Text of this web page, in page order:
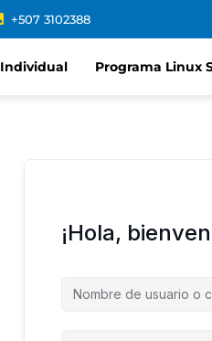
+507 3102388
Individual Programa Linux
¡Hola,